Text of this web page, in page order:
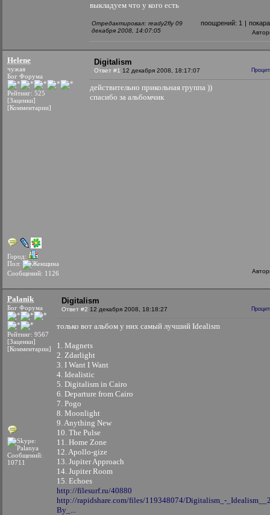
выкладуем что у кого есть
Отредактировал: ready2fly 09
декабря 2008, 14:07:05
поощрений: 1 |
Helene
чужая
Бог Форума
Рейтинг: 525
[Заценки]
[Комментарии]
Город:
Пол:
Сообщений: 1126
Digitalism
Ответ #1 12 декабря 2008, 18:17:07
действительно прикольная группа ))
спасибо за альбомчик
Palanik
Бог Форума
Рейтинг: 9567
[Заценки]
[Комментарии]
Сообщений:
10711
Digitalism
Ответ #2 12 декабря 2008, 18:18:27
только вот альбом у них самый лучший Idealism
1. Magnets
2. Zdarlight
3. I Want I Want
4. Idealistic
5. Digitalism in Cairo
6. Departure from Cairo
7. Pogo
8. Moonlight
9. Anything New
10. The Pulse
11. Home Zone
12. Apollo-gize
13. Jupiter Approach
14. Jupiter Room
15. Echoes
http://filesurf.ru/40880
http://rapidshare.com/files/119348074/Digitalism_-
By_...